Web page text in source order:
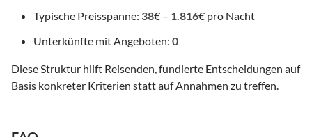
Typische Preisspanne: 38€ – 1.816€ pro Nacht
Unterkünfte mit Angeboten: 0
Diese Struktur hilft Reisenden, fundierte Entscheidungen auf
Basis konkreter Kriterien statt auf Annahmen zu treffen.